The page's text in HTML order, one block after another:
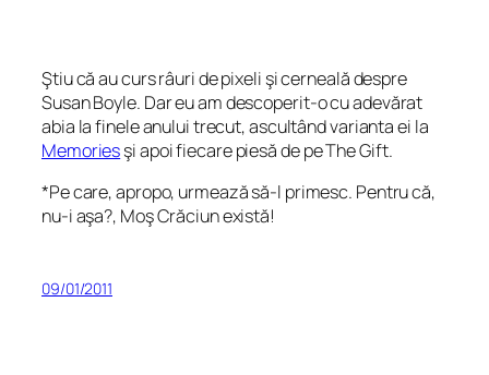
Ştiu că au curs râuri de pixeli şi cerneală despre
Susan Boyle. Dar eu am descoperit-o cu adevărat
abia la finele anului trecut, ascultând varianta ei la
Memoriesşi apoi fiecare piesă de pe The Gift.
*Pe care, apropo, urmează să-l primesc. Pentru că,
nu-i aşa?, Moş Crăciun există!
09/01/2011